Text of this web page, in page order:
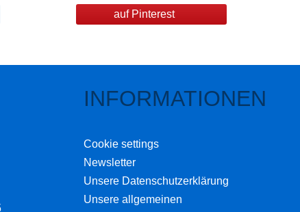
auf Pinterest
INFORMATIONEN
Cookie settings
Newsletter
Unsere Datenschutzerklärung
Unsere allgemeinen